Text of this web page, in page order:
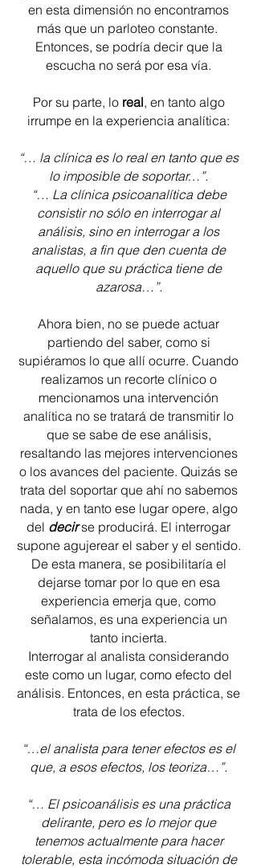
en esta dimensión no encontramos
más que un parloteo constante.
Entonces, se podría decir que la
escucha no será por esa vía.
Por su parte, lo real, en tanto algo
irrumpe en la experiencia analítica:
“… la clínica es lo real en tanto que es
lo imposible de soportar…”.
“… La clínica psicoanalítica debe
consistir no sólo en interrogar al
análisis, sino en interrogar a los
analistas, a fin que den cuenta de
aquello que su práctica tiene de
azarosa…”.
Ahora bien, no se puede actuar
partiendo del saber, como si
supiéramos lo que allí ocurre. Cuando
realizamos un recorte clínico o
mencionamos una intervención
analítica no se tratará de transmitir lo
que se sabe de ese análisis,
resaltando las mejores intervenciones
o los avances del paciente. Quizás se
trata del soportar que ahí no sabemos
nada, y en tanto ese lugar opere, algo
del decirse producirá. El interrogar
supone agujerear el saber y el sentido.
De esta manera, se posibilitaría el
dejarse tomar por lo que en esa
experiencia emerja que, como
señalamos, es una experiencia un
tanto incierta.
Interrogar al analista considerando
este como un lugar, como efecto del
análisis. Entonces, en esta práctica, se
trata de los efectos.
“…el analista para tener efectos es el
que, a esos efectos, los teoriza…”.
“… El psicoanálisis es una práctica
delirante, pero es lo mejor que
tenemos actualmente para hacer
tolerable, esta incómoda situación de